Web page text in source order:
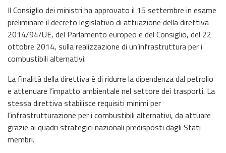
Il Consiglio dei ministri ha approvato il 15 settembre in esame
preliminare il decreto legislativo di attuazione della direttiva
2014/94/UE, del Parlamento europeo e del Consiglio, del 22
ottobre 2014, sulla realizzazione di un’infrastruttura per i
combustibili alternativi.
La finalità della direttiva è di ridurre la dipendenza dal petrolio
e attenuare l’impatto ambientale nel settore dei trasporti. La
stessa direttiva stabilisce requisiti minimi per
l’infrastrutturazione per i combustibili alternativi, da attuare
grazie ai quadri strategici nazionali predisposti dagli Stati
membri.